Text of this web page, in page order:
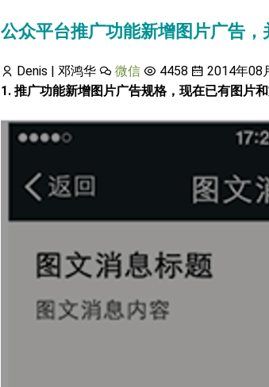
公众平台推广功能新增图片广告，
Denis | 邓鸿华 微信 4458
2014年08
1. 推广功能新增图片广告规格，现在已有图片